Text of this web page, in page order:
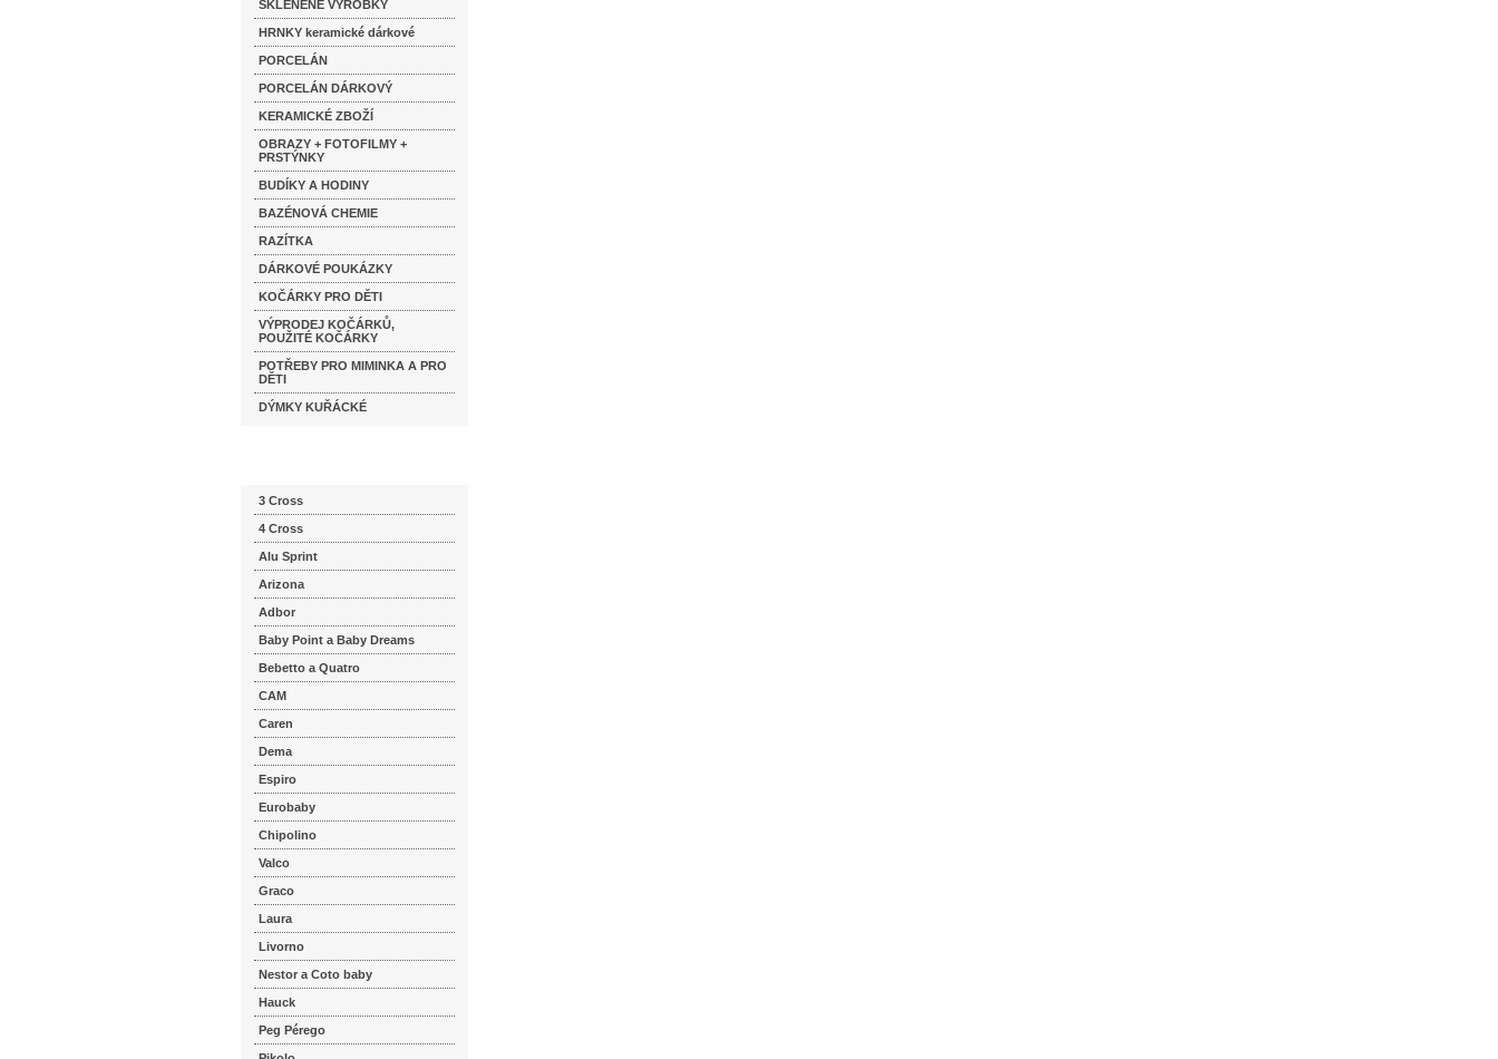
SKLENĚNÉ VÝROBKY
HRNKY keramické dárkové
PORCELÁN
PORCELÁN DÁRKOVÝ
KERAMICKÉ ZBOŽÍ
OBRAZY + FOTOFILMY +
PRSTÝNKY
BUDÍKY A HODINY
BAZÉNOVÁ CHEMIE
RAZÍTKA
DÁRKOVÉ POUKÁZKY
KOČÁRKY PRO DĚTI
VÝPRODEJ KOČÁRKŮ,
POUŽITÉ KOČÁRKY
POTŘEBY PRO MIMINKA A PRO
DĚTI
DÝMKY KUŘÁCKÉ
3 Cross
4 Cross
Alu Sprint
Arizona
Adbor
Baby Point a Baby Dreams
Bebetto a Quatro
CAM
Caren
Dema
Espiro
Eurobaby
Chipolino
Valco
Graco
Laura
Livorno
Nestor a Coto baby
Hauck
Peg Pérego